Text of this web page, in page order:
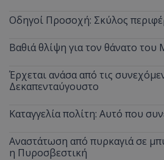
Οδηγοί Προσοχή: Σκύλος
Βαθιά θλίψη για τον θάνατο
Έρχεται ανάσα από τις
Δεκαπενταύγουστο
Καταγγελία πολίτη: Αυτό που
Αναστάτωση από πυρκαγιά σε
η Πυροσβεστική